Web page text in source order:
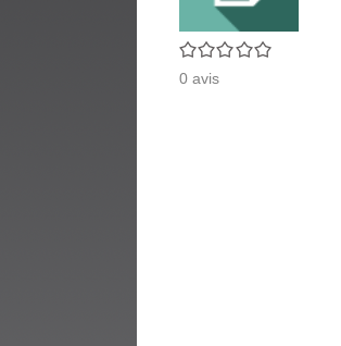
0/5
0 avis